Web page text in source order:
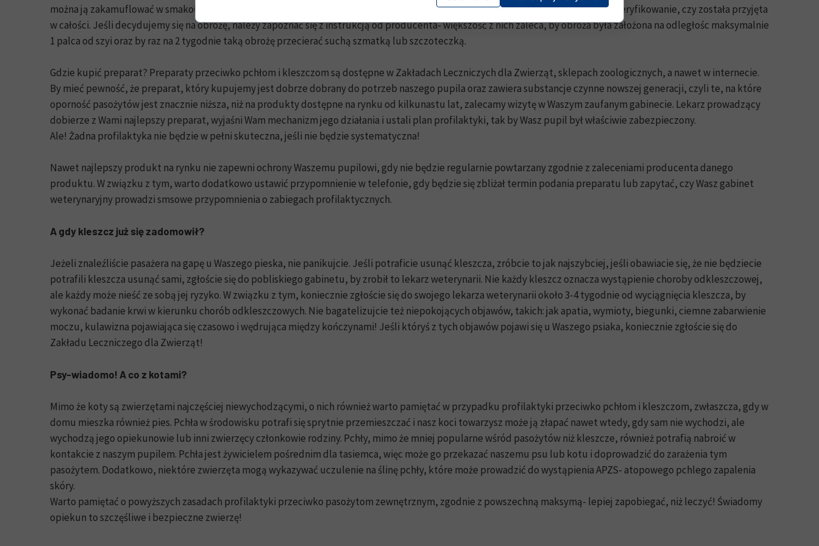
można ją zakamuflować w smakołyku, lub małej ilości psiej karmy. Należy unikać mieszania tabletki z jedzeniem, bo utrudnia to zweryfikowanie, czy została przyjęta
w całości. Jeśli decydujemy się na obrożę, należy zapoznać się z instrukcją od producenta- większość z nich zaleca, by obroża była założona na odległośc maksymalnie
1 palca od szyi oraz by raz na 2 tygodnie taką obrożę przecierać suchą szmatką lub szczoteczką.
Gdzie kupić preparat? Preparaty przeciwko pchłom i kleszczom są dostępne w Zakładach Leczniczych dla Zwierząt, sklepach zoologicznych, a nawet w internecie.
By mieć pewność, że preparat, który kupujemy jest dobrze dobrany do potrzeb naszego pupila oraz zawiera substancje czynne nowszej generacji, czyli te, na które
oporność pasożytów jest znacznie niższa, niż na produkty dostępne na rynku od kilkunastu lat, zalecamy wizytę w Waszym zaufanym gabinecie. Lekarz prowadzący
dobierze z Wami najlepszy preparat, wyjaśni Wam mechanizm jego działania i ustali plan profilaktyki, tak by Wasz pupil był właściwie zabezpieczony.
Ale! Żadna profilaktyka nie będzie w pełni skuteczna, jeśli nie będzie systematyczna!
Nawet najlepszy produkt na rynku nie zapewni ochrony Waszemu pupilowi, gdy nie będzie regularnie powtarzany zgodnie z zaleceniami producenta danego
produktu. W związku z tym, warto dodatkowo ustawić przypomnienie w telefonie, gdy będzie się zbliżał termin podania preparatu lub zapytać, czy Wasz gabinet
weterynaryjny prowadzi smsowe przypomnienia o zabiegach profilaktycznych.
A gdy kleszcz już się zadomowił?
Jeżeli znaleźliście pasażera na gapę u Waszego pieska, nie panikujcie. Jeśli potraficie usunąć kleszcza, zróbcie to jak najszybciej, jeśli obawiacie się, że nie będziecie
potrafili kleszcza usunąć sami, zgłoście się do pobliskiego gabinetu, by zrobił to lekarz weterynarii. Nie każdy kleszcz oznacza wystąpienie choroby odkleszczowej,
ale każdy może nieść ze sobą jej ryzyko. W związku z tym, koniecznie zgłoście się do swojego lekarza weterynarii około 3-4 tygodnie od wyciągnięcia kleszcza, by
wykonać badanie krwi w kierunku chorób odkleszczowych. Nie bagatelizujcie też niepokojących objawów, takich: jak apatia, wymioty, biegunki, ciemne zabarwienie
moczu, kulawizna pojawiająca się czasowo i wędrująca między kończynami! Jeśli któryś z tych objawów pojawi się u Waszego psiaka, koniecznie zgłoście się do
Zakładu Leczniczego dla Zwierząt!
Psy-wiadomo! A co z kotami?
Mimo że koty są zwierzętami najczęściej niewychodzącymi, o nich również warto pamiętać w przypadku profilaktyki przeciwko pchłom i kleszczom, zwłaszcza, gdy w
domu mieszka również pies. Pchła w środowisku potrafi się sprytnie przemieszczać i nasz koci towarzysz może ją złapać nawet wtedy, gdy sam nie wychodzi, ale
wychodzą jego opiekunowie lub inni zwierzęcy członkowie rodziny. Pchły, mimo że mniej popularne wśród pasożytów niż kleszcze, również potrafią nabroić w
kontakcie z naszym pupilem. Pchła jest żywicielem pośrednim dla tasiemca, więc może go przekazać naszemu psu lub kotu i doprowadzić do zarażenia tym
pasożytem. Dodatkowo, niektóre zwierzęta mogą wykazywać uczulenie na ślinę pchły, które może prowadzić do wystąpienia APZS- atopowego pchlego zapalenia
skóry.
Warto pamiętać o powyższych zasadach profilaktyki przeciwko pasożytom zewnętrznym, zgodnie z powszechną maksymą- lepiej zapobiegać, niż leczyć! Świadomy
opiekun to szczęśliwe i bezpieczne zwierzę!